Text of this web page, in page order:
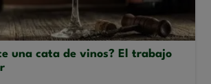
una cata de vinos? El trabajo